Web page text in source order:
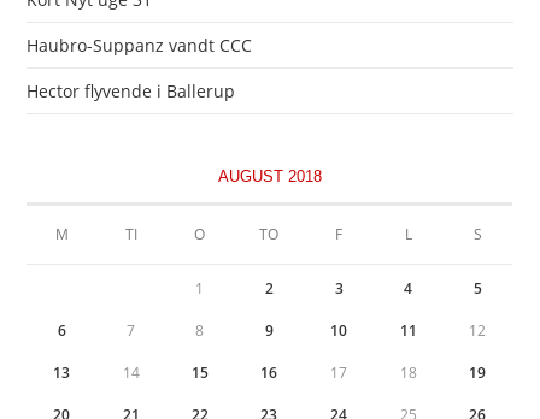
Haubro-Suppanz vandt CCC
Hector flyvende i Ballerup
AUGUST 2018
M TI O TO F L S
1 2 3 4 5
6 7 8 9 10 11 12
13 14 15 16 17 18 19
20 21 22 23 24 25 26